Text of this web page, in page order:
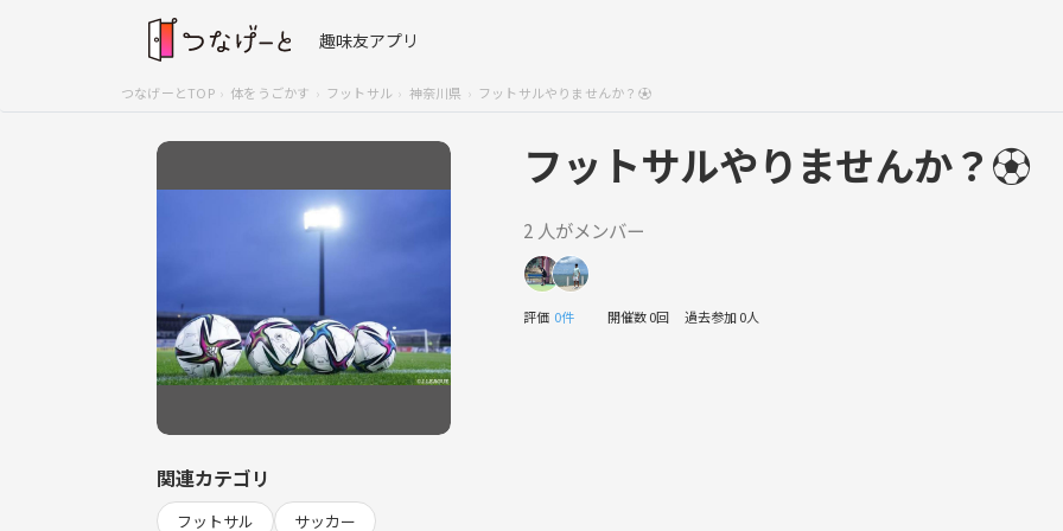
趣味友アプリ
つなげーとTOP 体をうごかす フットサル 神奈川県 フットサルやりませんか？⚽️
フットサルやりませんか？⚽️
2 人がメンバー
評価 0件 開催数 0回 過去参加 0人
関連カテゴリ
フットサル サッカー